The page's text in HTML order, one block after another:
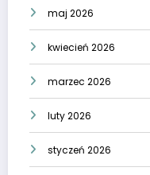
maj 2026
kwiecień 2026
marzec 2026
luty 2026
styczeń 2026